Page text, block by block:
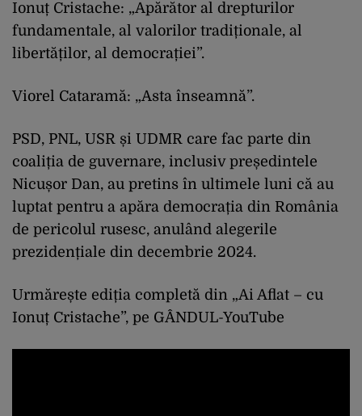
Ionuț Cristache: „Apărător al drepturilor
fundamentale, al valorilor tradiționale, al
libertăților, al democrației”.
Viorel Cataramă: „Asta înseamnă”.
PSD, PNL, USR și UDMR care fac parte din
coaliția de guvernare, inclusiv președintele
Nicușor Dan, au pretins în ultimele luni că au
luptat pentru a apăra democrația din România
de pericolul rusesc, anulând alegerile
prezidențiale din decembrie 2024.
Urmărește ediția completă din „Ai Aflat – cu
Ionuț Cristache”, pe GÂNDUL-YouTube